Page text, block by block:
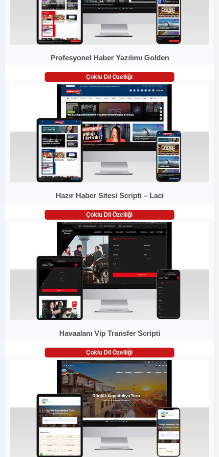
Profesyonel Haber Yazılımı Golden
Çoklu Dil Özelliği
Hazır Haber Sitesi Scripti – Laci
Çoklu Dil Özelliği
Havaalanı Vip Transfer Scripti
Çoklu Dil Özelliği